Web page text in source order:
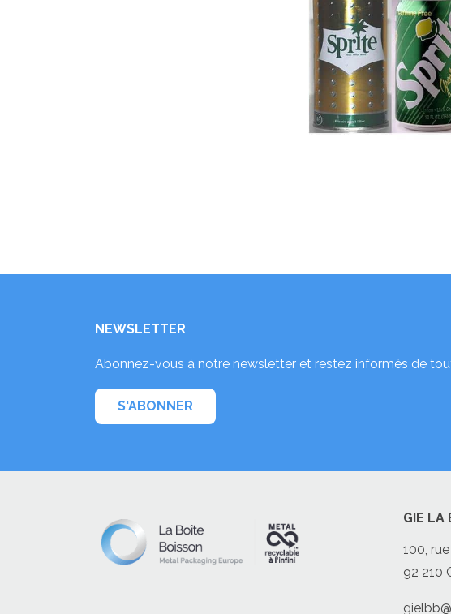
NEWSLETTER
Abonnez-vous à notre newsletter et restez informés de
S'ABONNER
GIE LA
100,
92 210